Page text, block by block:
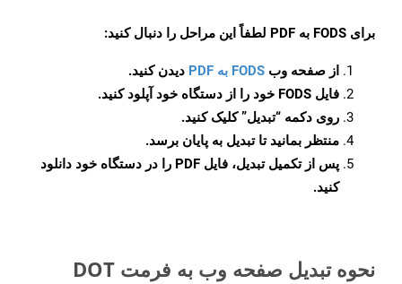
برای FODS به PDF لطفاً این مراحل را دنبال کنید:
از صفحه وب FODS به PDF
دیدن کنید.
فایل FODS خود را از دستگاه خود آپلود کنید.
روی دکمه “تبدیل”کلیک کنید.
منتظر بمانید تا تبدیل به پایان برسد.
پس از تکمیل تبدیل، فایل PDF را در دستگاه خود دانلود
کنید.
نحوه تبدیل صفحه وب به فرمت DOT